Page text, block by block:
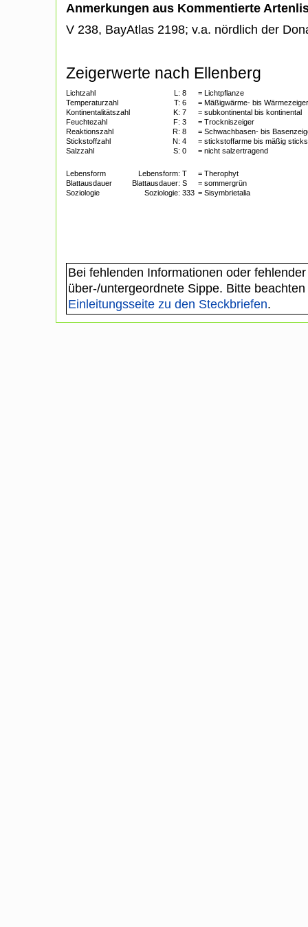
Anmerkungen aus Kommentierte
V 238, BayAtlas 2198; v.a. nördlich der
Zeigerwerte nach Ellenberg
Lichtzahl L: 8
= Lichtpflanze
Temperaturzahl
T: 6
= Mäßigwärme- bis Wärmezeiger
Kontinentalitätszahl
K: 7
= subkontinental bis kontinental
Feuchtezahl
F: 3
= Trockniszeiger
Reaktionszahl
R: 8
= Schwachbasen- bis
Stickstoffzahl
N: 4
= stickstoffarme bis mäßig
Salzzahl
S: 0 = nicht salzertragend
Lebensform Lebensform: T
= Therophyt
Blattausdauer
Blattausdauer: S
= sommergrün
Soziologie
Soziologie: 333 = Sisymbrietalia
Bei fehlenden Informationen oder
über-/untergeordnete Sippe. Bitte
Einleitungsseite zu den Steckbriefen.